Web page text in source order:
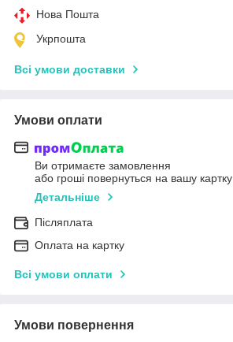
Нова Пошта
Укрпошта
Всі умови доставки
Умови оплати
Ви отримаєте замовлення
або гроші повернуться на вашу картку
Детальніше
Післяплата
Оплата на картку
Всі умови оплати
Умови повернення